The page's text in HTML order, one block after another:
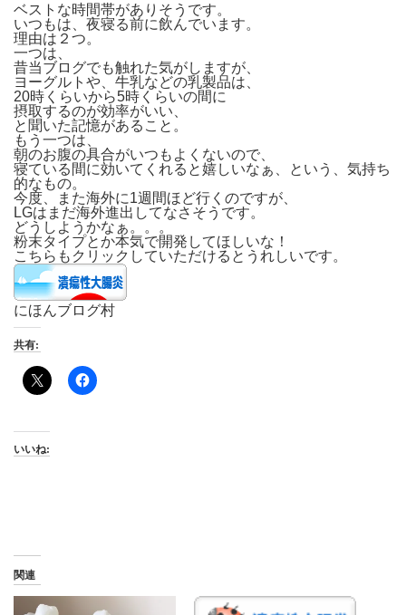
ベストな時間帯がありそうです。
いつもは、夜寝る前に飲んでいます。
理由は２つ。
一つは、
昔当ブログでも触れた気がしますが、
ヨーグルトや、牛乳などの乳製品は、
20時くらいから5時くらいの間に
摂取するのが効率がいい、
と聞いた記憶があること。
もう一つは、
朝のお腹の具合がいつもよくないので、
寝ている間に効いてくれると嬉しいなぁ、という、気持ち
的なもの。
今度、また海外に1週間ほど行くのですが、
LGはまだ海外進出してなさそうです。
どうしようかなぁ。。。
粉末タイプとか本気で開発してほしいな！
こちらもクリックしていただけるとうれしいです。
にほんブログ村
共有:
いいね:
関連